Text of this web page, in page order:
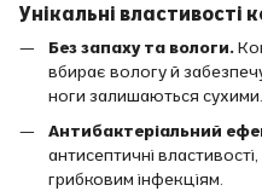
Унікальні
Без запаху та вологи.
вбирає вологу й
ноги залишаються сухими.
Антибактеріальний
антисептичні
грибковим інфекціям.